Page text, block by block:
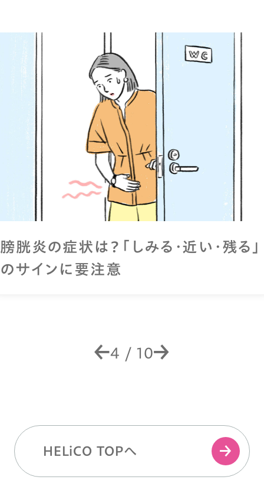
膀胱炎の症状は？「しみる・近い・残る」
のサインに要注意
4 / 10
HELiCO TOPへ